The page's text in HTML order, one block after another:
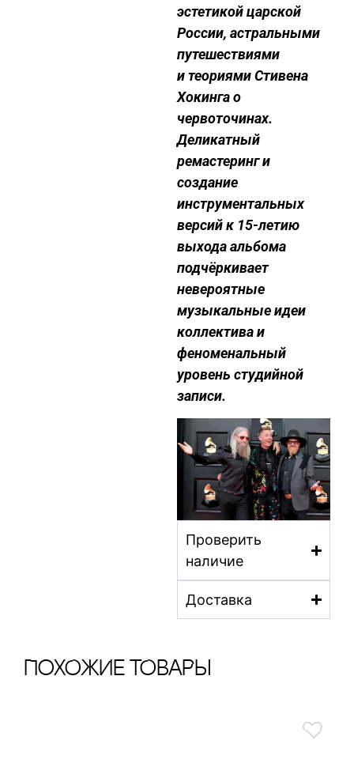
эстетикойцарской
России, астральными
путешествиями
и теориямиСтивена
Хокинга о
червоточинах.
Деликатный
ремастеринг и
создание
инструментальных
версий к 15-летию
выхода альбома
подчёркивает
невероятные
музыкальные идеи
коллектива и
феноменальный
уровень студийной
записи.
Проверить
наличие
Доставка
ПохОжИе тОваРы